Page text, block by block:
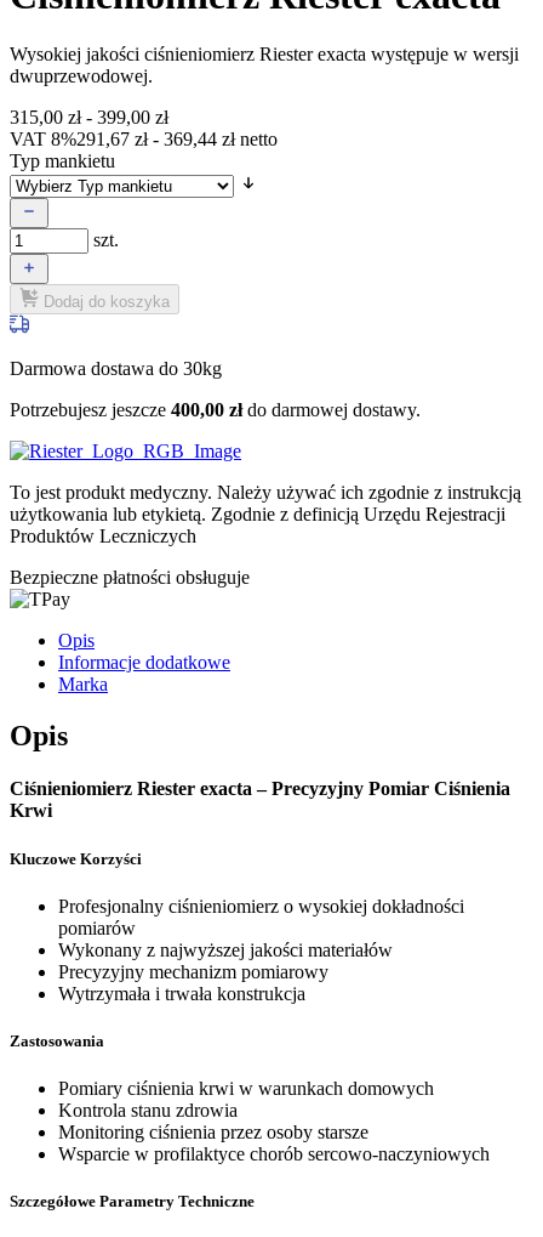
Wysokiej jakości ciśnieniomierz Riester exacta występuje w wersji
dwuprzewodowej.
315,00 zł- 399,00 zł
VAT 8%291,67 zł- 369,44 złnetto
Typ mankietu
szt.
Dodaj do koszyka
Darmowa dostawa do 30kg
Potrzebujesz jeszcze 400,00 złdo darmowej dostawy.
To jest produkt medyczny. Należy używać ich zgodnie z instrukcją
użytkowania lub etykietą. Zgodnie z definicją Urzędu Rejestracji
Produktów Leczniczych
Bezpieczne płatności obsługuje
Opis
Informacje dodatkowe
Marka
Opis
Ciśnieniomierz Riester exacta – Precyzyjny Pomiar Ciśnienia
Krwi
Kluczowe Korzyści
Profesjonalny ciśnieniomierz o wysokiej dokładności
pomiarów
Wykonany z najwyższej jakości materiałów
Precyzyjny mechanizm pomiarowy
Wytrzymała i trwała konstrukcja
Zastosowania
Pomiary ciśnienia krwi w warunkach domowych
Kontrola stanu zdrowia
Monitoring ciśnienia przez osoby starsze
Wsparcie w profilaktyce chorób sercowo-naczyniowych
Szczegółowe Parametry Techniczne